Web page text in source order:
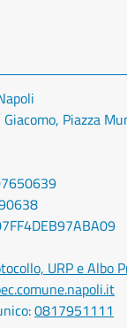
Giacomo, Piazza
URP e Albo
0817951111